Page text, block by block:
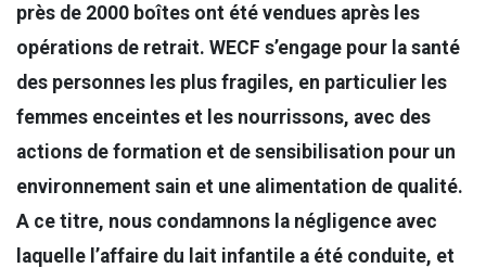
près de 2000 boîtes ont été vendues après les
opérations de retrait. WECF s’engage pour la santé
des personnes les plus fragiles, en particulier les
femmes enceintes et les nourrissons, avec des
actions de formation et de sensibilisation pour un
environnement sain et une alimentation de qualité.
A ce titre, nous condamnons la négligence avec
laquelle l’affaire du lait infantile a été conduite, et